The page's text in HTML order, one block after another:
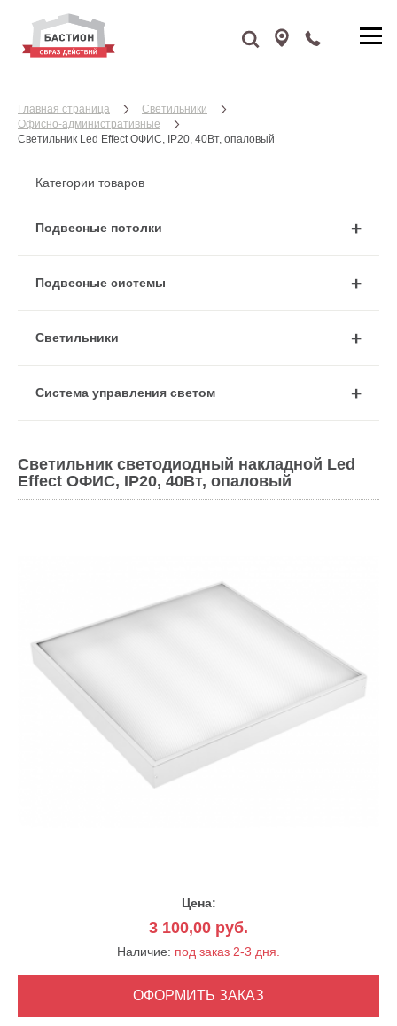
Главная страница
Cветильники
Офисно-административные
Светильник Led Effect ОФИС, IP20, 40Вт, опаловый
Категории товаров
Подвесные потолки
Подвесные системы
Cветильники
Система управления светом
Светильник светодиодный накладной Led
Effect ОФИС, IP20, 40Вт, опаловый
Цена:
3 100,00 руб.
Наличие: под заказ 2-3 дня.